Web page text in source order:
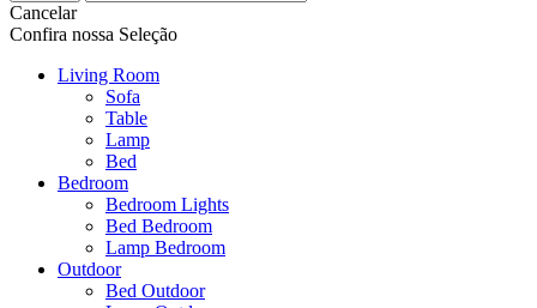
Cancelar
Confira nossa Seleção
Living Room
Sofa
Table
Lamp
Bed
Bedroom
Bedroom Lights
Bed Bedroom
Lamp Bedroom
Outdoor
Bed Outdoor